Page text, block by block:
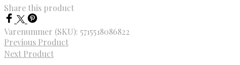
Share this product
Varenummer (SKU): 5715518086822
Previous Product
Next Product